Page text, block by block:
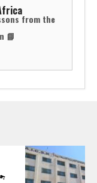
from the
📘 Now available on Amazon